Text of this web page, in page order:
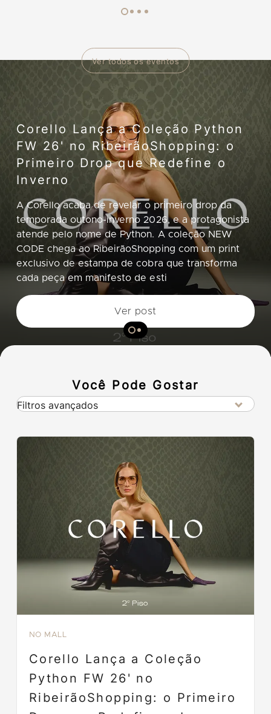
Ver todos os eventos
Corello Lança a Coleção Python
FW 26' no RibeirãoShopping: o
Primeiro Drop que Redefine o
Inverno
A Corello acaba de revelar o primeiro drop da
temporada outono-inverno 2026, e a protagonista
atende pelo nome de Python. A coleção NEW
CODE chega ao RibeirãoShopping com um print
exclusivo de estampa de cobra que transforma
cada peça em manifesto de esti
Ver post
Você Pode Gostar
Filtros avançados
NO MALL
Corello Lança a Coleção
Python FW 26' no
RibeirãoShopping: o Primeiro